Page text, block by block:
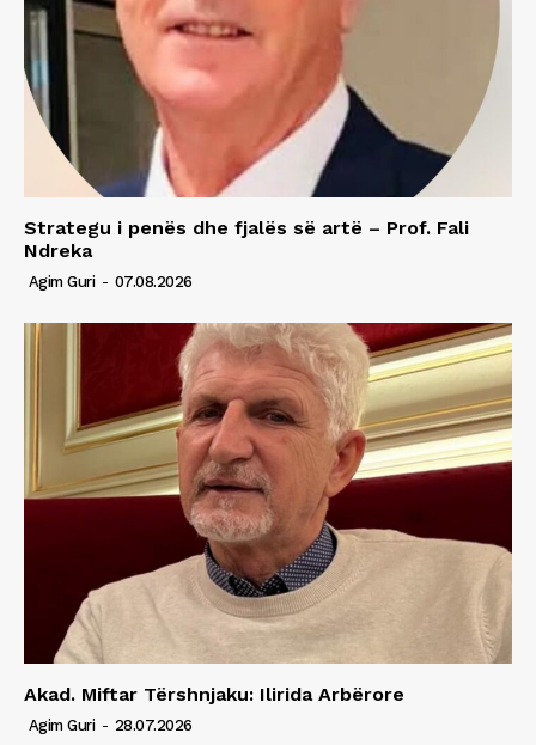
Strategu i penës dhe fjalës së artë – Prof. Fali
Ndreka
Agim Guri - 07.08.2026
Akad. Miftar Tërshnjaku: Ilirida Arbërore
Agim Guri - 28.07.2026